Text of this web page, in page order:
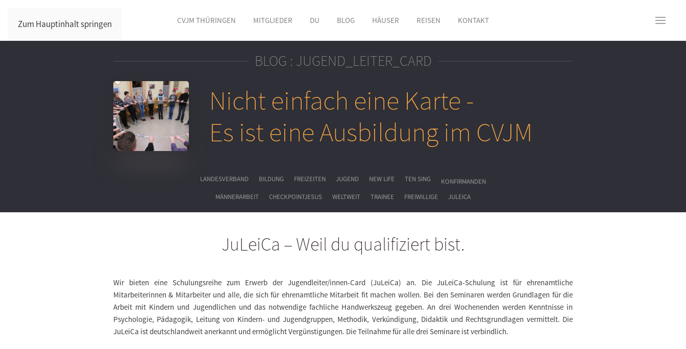
Zum Hauptinhalt springen CVJM THÜRINGEN MITGLIEDER DU BLOG HÄUSER REISEN KONTAKT
BLOG : JUGEND_LEITER_CARD
Nicht einfach eine Karte -
Es ist eine Ausbildung im CVJM
LANDESVERBAND BILDUNG FREIZEITEN JUGEND NEW LIFE TEN SING
KONFIRMANDEN
MÄNNERARBEIT
CHECKPOINTJESUS WELTWEIT TRAINEE FREIWILLIGE JULEICA
JuLeiCa – Weil du qualifiziert bist.
Wir bieten eine Schulungsreihe zum Erwerb der Jugendleiter/innen-Card (JuLeiCa) an. Die JuLeiCa-Schulung ist für ehrenamtliche
Mitarbeiterinnen & Mitarbeiter und alle, die sich für ehrenamtliche Mitarbeit fit machen wollen. Bei den Seminaren werden Grundlagen für die
Arbeit mit Kindern und Jugendlichen und das notwendige fachliche Handwerkszeug gegeben. An drei Wochenenden werden Kenntnisse in
Psychologie, Pädagogik, Leitung von Kindern- und Jugendgruppen, Methodik, Verkündigung, Didaktik und Rechtsgrundlagen vermittelt. Die
JuLeiCa ist deutschlandweit anerkannt und ermöglicht Vergünstigungen. Die Teilnahme für alle drei Seminare ist verbindlich.